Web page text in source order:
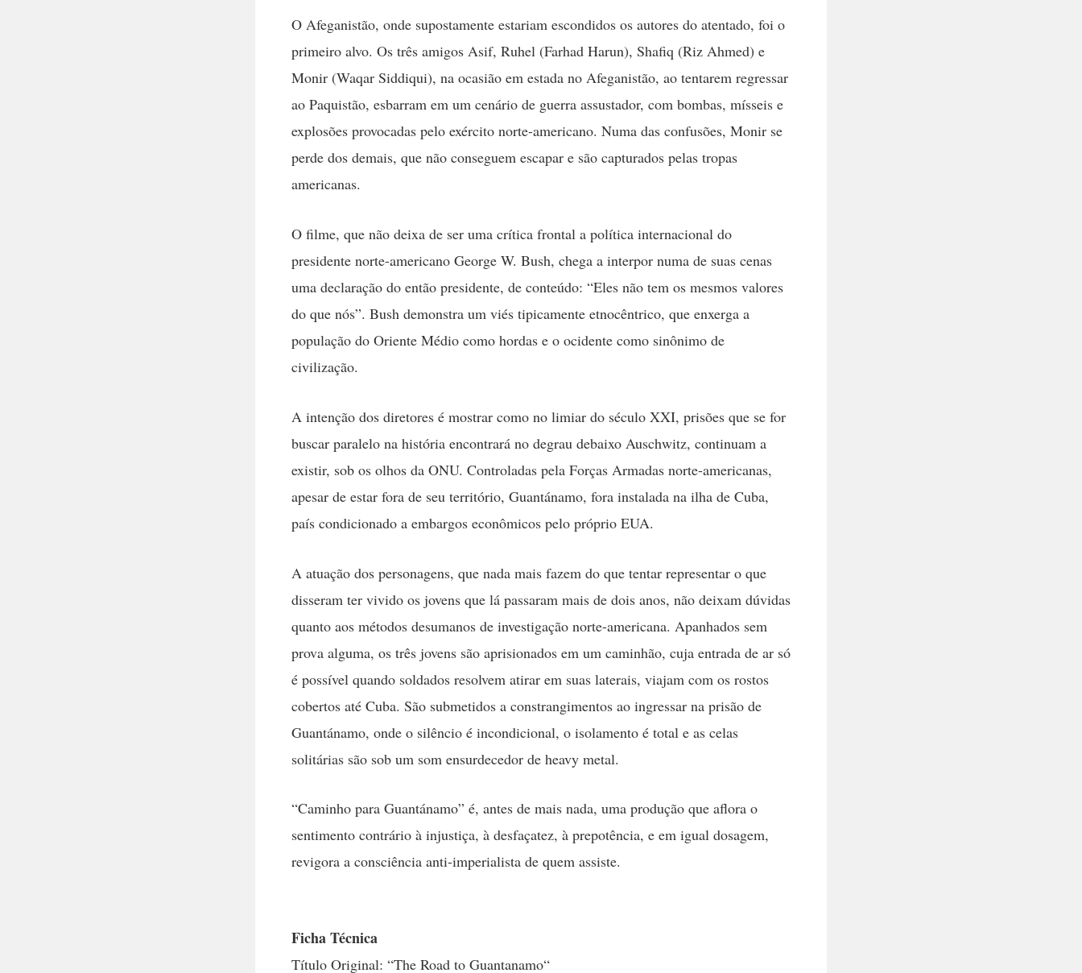
O Afeganistão, onde supostamente estariam escondidos os autores do atentado, foi o
primeiro alvo. Os três amigos Asif, Ruhel (Farhad Harun), Shafiq (Riz Ahmed) e
Monir (Waqar Siddiqui), na ocasião em estada no Afeganistão, ao tentarem regressar
ao Paquistão, esbarram em um cenário de guerra assustador, com bombas, mísseis e
explosões provocadas pelo exército norte-americano. Numa das confusões, Monir se
perde dos demais, que não conseguem escapar e são capturados pelas tropas
americanas.
O filme, que não deixa de ser uma crítica frontal a política internacional do
presidente norte-americano George W. Bush, chega a interpor numa de suas cenas
uma declaração do então presidente, de conteúdo: “Eles não tem os mesmos valores
do que nós”. Bush demonstra um viés tipicamente etnocêntrico, que enxerga a
população do Oriente Médio como hordas e o ocidente como sinônimo de
civilização.
A intenção dos diretores é mostrar como no limiar do século XXI, prisões que se for
buscar paralelo na história encontrará no degrau debaixo Auschwitz, continuam a
existir, sob os olhos da ONU. Controladas pela Forças Armadas norte-americanas,
apesar de estar fora de seu território, Guantánamo, fora instalada na ilha de Cuba,
país condicionado a embargos econômicos pelo próprio EUA.
A atuação dos personagens, que nada mais fazem do que tentar representar o que
disseram ter vivido os jovens que lá passaram mais de dois anos, não deixam dúvidas
quanto aos métodos desumanos de investigação norte-americana. Apanhados sem
prova alguma, os três jovens são aprisionados em um caminhão, cuja entrada de ar só
é possível quando soldados resolvem atirar em suas laterais, viajam com os rostos
cobertos até Cuba. São submetidos a constrangimentos ao ingressar na prisão de
Guantánamo, onde o silêncio é incondicional, o isolamento é total e as celas
solitárias são sob um som ensurdecedor de heavy metal.
“Caminho para Guantánamo” é, antes de mais nada, uma produção que aflora o
sentimento contrário à injustiça, à desfaçatez, à prepotência, e em igual dosagem,
revigora a consciência anti-imperialista de quem assiste.
Ficha Técnica
Título Original: “The Road to Guantanamo“